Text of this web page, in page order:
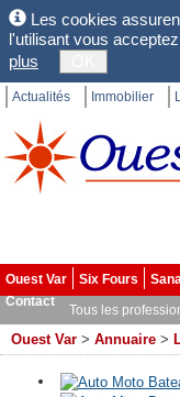
Les cookies
l'utilisant vous
plus
Actualités Immobilier
Ouest Var Six Fours
Contact
Tous les
Ouest Var > Annuaire >